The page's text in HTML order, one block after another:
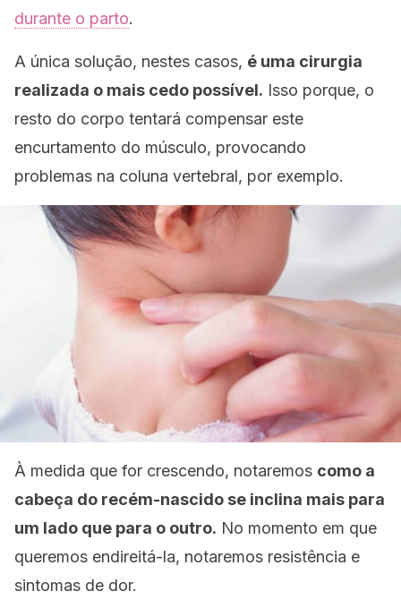
durante o parto.
A única solução, nestes casos, é uma cirurgia
realizada o mais cedo possível. Isso porque, o
resto do corpo tentará compensar este
encurtamento do músculo, provocando
problemas na coluna vertebral, por exemplo.
À medida que for crescendo, notaremos como a
cabeça do recém-nascido se inclina mais para
um lado que para o outro. No momento em que
queremos endireitá-la, notaremos resistência e
sintomas de dor.